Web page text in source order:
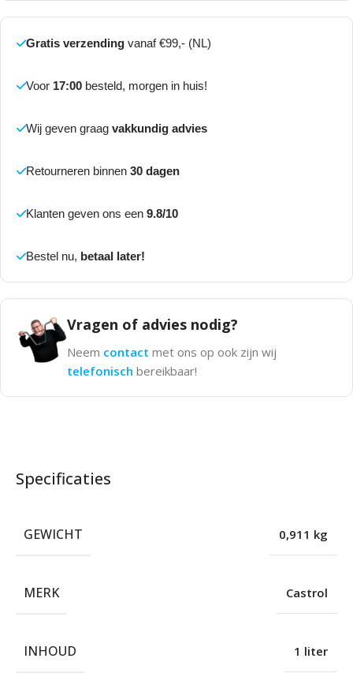
Gratis verzending vanaf €99,- (NL)
Voor 17:00 besteld, morgen in huis!
Wij geven graag vakkundig advies
Retourneren binnen 30 dagen
Klanten geven ons een 9.8/10
Bestel nu, betaal later!
Vragen of advies nodig?
Neem contact met ons op ook zijn wij
telefonisch bereikbaar!
Specificaties
GEWICHT 0,911 kg
MERK Castrol
INHOUD 1 liter